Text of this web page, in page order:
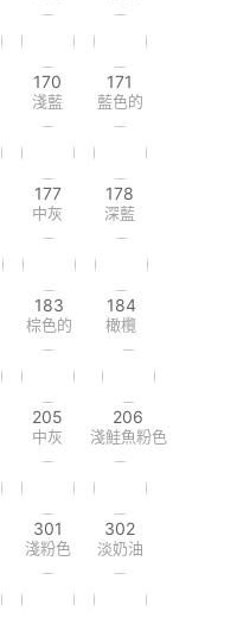
170
淺藍
171
藍色的
177
中灰
178
深藍
183
棕色的
184
橄欖
205
中灰
206
淺鮭魚粉色
301
淺粉色
302
淡奶油